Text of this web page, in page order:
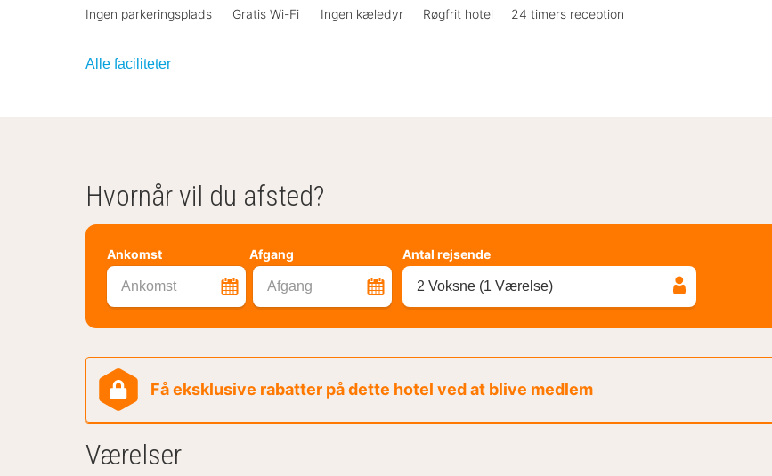
Ingen parkeringsplads Gratis Wi-Fi Ingen kæledyr Røgfrit hotel 24 timers reception
Alle faciliteter
Hvornår vil du afsted?
Ankomst Afgang
Ankomst Afgang
Antal rejsende
2 Voksne (1 Værelse)
Få eksklusive rabatter på dette hotel ved at blive medlem
Værelser